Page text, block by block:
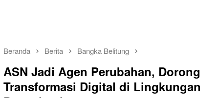
Beranda Berita Bangka Belitung
ASN Jadi Agen Perubahan, Dorong
Transformasi Digital di Lingkungan